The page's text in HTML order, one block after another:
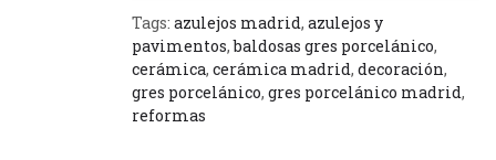
Tags: azulejos madrid, azulejos y
pavimentos,baldosas gres porcelánico,
cerámica, cerámica madrid, decoración,
gres porcelánico, gres porcelánico madrid,
reformas